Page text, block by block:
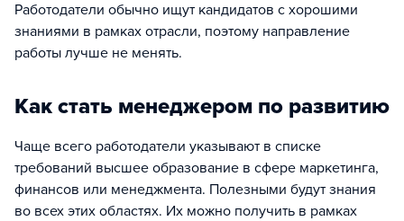
Работодатели обычно ищут кандидатов с хорошими
знаниями в рамках отрасли, поэтому направление
работы лучше не менять.
Как стать менеджером по развитию
Чаще всего работодатели указывают в списке
требований высшее образование в сфере маркетинга,
финансов или менеджмента. Полезными будут знания
во всех этих областях. Их можно получить в рамках